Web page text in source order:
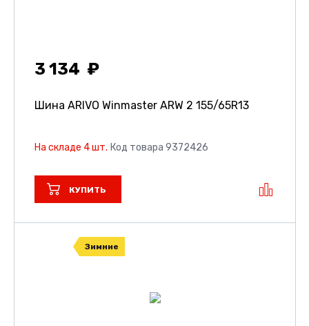
3 134
Шина ARIVO Winmaster ARW 2 155/65R13
На складе 4 шт. Код товара 9372426
КУПИТЬ
Зимние